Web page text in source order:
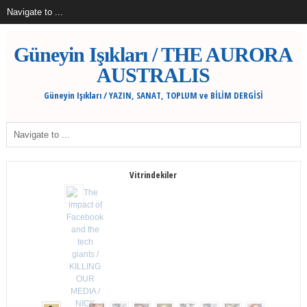
Güneyin Işıkları / THE AURORA
AUSTRALIS
Güneyin Işıkları / YAZIN, SANAT, TOPLUM ve BİLİM DERGİSİ
Vitrindekiler